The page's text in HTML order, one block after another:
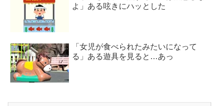
よ」ある呟きにハッとした
「女児が食べられたみたいになって
る」ある遊具を見ると…あっ